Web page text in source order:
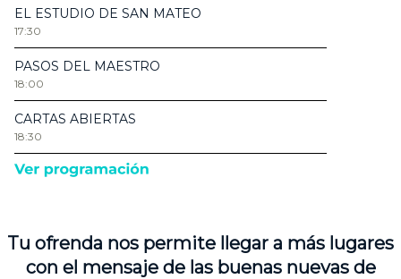
Tu ofrenda nos permite llegar a más lugares
con el mensaje de las buenas nuevas de